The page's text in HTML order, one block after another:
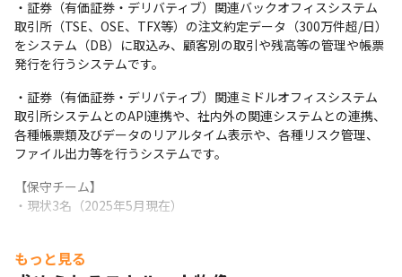
・証券（有価証券・デリバティブ）関連バックオフィスシステム
取引所（TSE、OSE、TFX等）の注文約定データ（300万件超/日）
をシステム（DB）に取込み、顧客別の取引や残高等の管理や帳票
発行を行うシステムです。
・証券（有価証券・デリバティブ）関連ミドルオフィスシステム
取引所システムとのAPI連携や、社内外の関連システムとの連携、
各種帳票類及びデータのリアルタイム表示や、各種リスク管理、
ファイル出力等を行うシステムです。
【保守チーム】
・現状3名（2025年5月現在）
・インフラ構築
もっと見る